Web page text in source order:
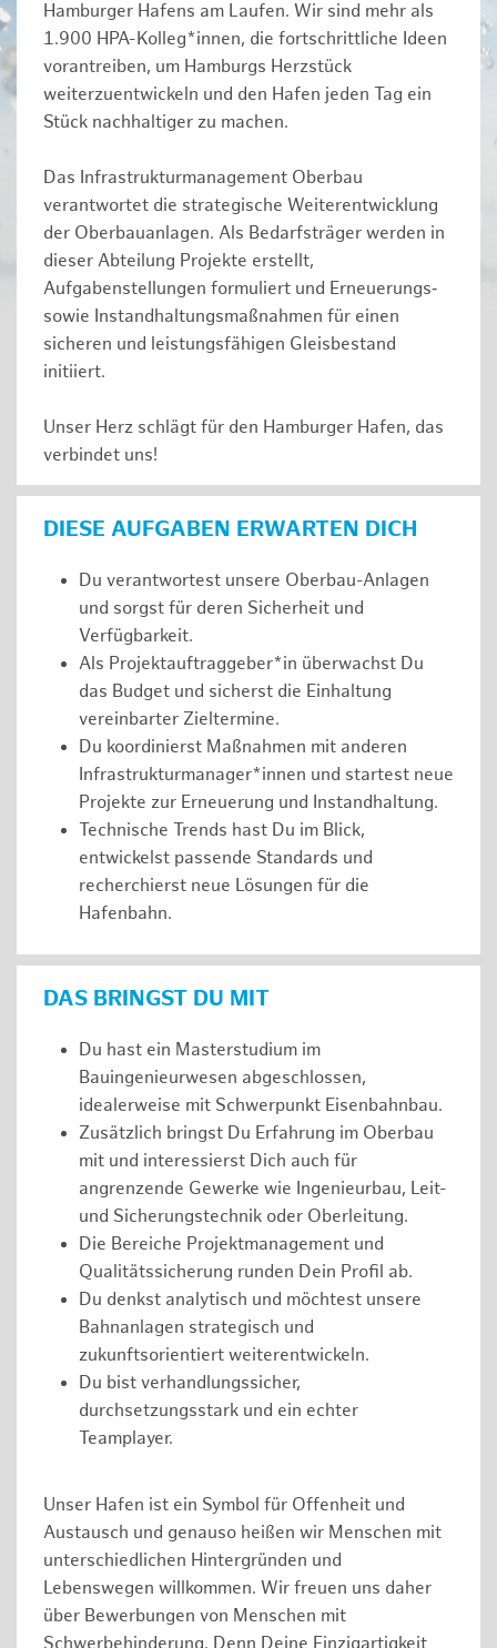
Hamburger Hafens am Laufen. Wir sind mehr als
1.900 HPA-Kolleg*innen, die fortschrittliche Ideen
vorantreiben, um Hamburgs Herzstück
weiterzuentwickeln und den Hafen jeden Tag ein
Stück nachhaltiger zu machen.
Das Infrastrukturmanagement Oberbau
verantwortet die strategische Weiterentwicklung
der Oberbauanlagen. Als Bedarfsträger werden in
dieser Abteilung Projekte erstellt,
Aufgabenstellungen formuliert und Erneuerungs‑
sowie Instandhaltungsmaßnahmen für einen
sicheren und leistungsfähigen Gleisbestand
initiiert.
Unser Herz schlägt für den Hamburger Hafen, das
verbindet uns!
DIESE AUFGABEN ERWARTEN DICH
Du verantwortest unsere Oberbau-Anlagen
und sorgst für deren Sicherheit und
Verfügbarkeit.
Als Projektauftraggeber*in überwachst Du
das Budget und sicherst die Einhaltung
vereinbarter Zieltermine.
Du koordinierst Maßnahmen mit anderen
Infrastrukturmanager*innen und startest neue
Projekte zur Erneuerung und Instandhaltung.
Technische Trends hast Du im Blick,
entwickelst passende Standards und
recherchierst neue Lösungen für die
Hafenbahn.
DAS BRINGST DU MIT
Du hast ein Masterstudium im
Bauingenieurwesen abgeschlossen,
idealerweise mit Schwerpunkt Eisenbahnbau.
Zusätzlich bringst Du Erfahrung im Oberbau
mit und interessierst Dich auch für
angrenzende Gewerke wie Ingenieurbau, Leit-
und Sicherungstechnik oder Oberleitung.
Die Bereiche Projektmanagement und
Qualitätssicherung runden Dein Profil ab.
Du denkst analytisch und möchtest unsere
Bahnanlagen strategisch und
zukunftsorientiert weiterentwickeln.
Du bist verhandlungssicher,
durchsetzungsstark und ein echter
Teamplayer.
Unser Hafen ist ein Symbol für Offenheit und
Austausch und genauso heißen wir Menschen mit
unterschiedlichen Hintergründen und
Lebenswegen willkommen. Wir freuen uns daher
über Bewerbungen von Menschen mit
Schwerbehinderung. Denn Deine Einzigartigkeit